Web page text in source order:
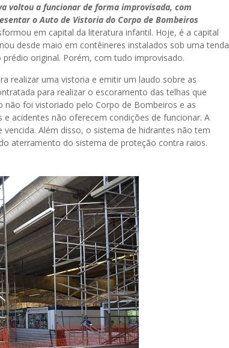
voltou a funcionar de forma improvisada, com
o Auto de Vistoria do Corpo de Bombeiros
em capital da literatura infantil. Hoje, é a capital
desde maio em contêineres instalados sob uma tenda
original. Porém, com tudo improvisado.
realizar uma vistoria e emitir um laudo sobre as
para realizar o escoramento das telhas que
foi vistoriado pelo Corpo de Bombeiros e as
acidentes não oferecem condições de funcionar. A
Além disso, o sistema de hidrantes não tem
aterramento do sistema de proteção contra raios.